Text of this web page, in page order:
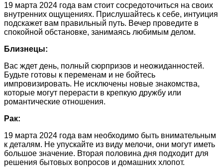
19 марта 2024 года вам стоит сосредоточиться на своих
внутренних ощущениях. Прислушайтесь к себе, интуиция
подскажет вам правильный путь. Вечер проведите в
спокойной обстановке, занимаясь любимым делом.
Близнецы:
Вас ждет день, полный сюрпризов и неожиданностей.
Будьте готовы к переменам и не бойтесь
импровизировать. Не исключены новые знакомства,
которые могут перерасти в крепкую дружбу или
романтические отношения.
Рак:
19 марта 2024 года вам необходимо быть внимательным
к деталям. Не упускайте из виду мелочи, они могут иметь
большое значение. Вторая половина дня подходит для
решения бытовых вопросов и домашних хлопот.